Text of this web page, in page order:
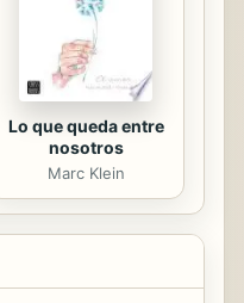
Lo que queda entre
nosotros
Marc Klein